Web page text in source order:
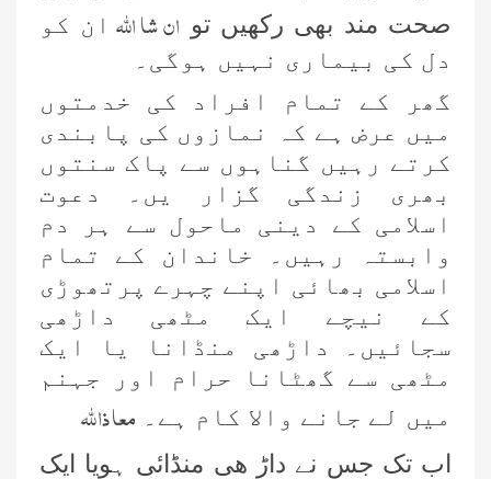
صحت مند بھی رکھیں تو ان شا اللہ ان کو
دل کی بیماری نہیں ہوگی۔
گھر کے تمام افراد کی خدمتوں
میں عرض ہے کہ نمازوں کی پابندی
کرتے رہیں گناہوں سے پاک سنتوں
بھری زندگی گزار یں۔ دعوت
اسلامی کے دینی ماحول سے ہر دم
وابستہ رہیں۔ خاندان کے تمام
اسلامی بھائی اپنے چہرے پرتھوڑی
کے نیچے ایک مٹھی داڑھی
سجائیں۔ داڑھی منڈانا یا ایک
مٹھی سے گھٹانا حرام اور جہنم
میں لے جانے والا کام ہے۔ معا ذا للہ
اب تک جس نے داڑ ھی منڈائی ہویا ایک